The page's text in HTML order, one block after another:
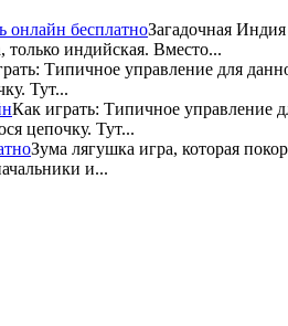
Загадочная
только индийская. Вместо...
Типичное управление для
Тут...
Как играть: Типичное управление
цепочку. Тут...
Зума лягушка игра, которая
и...